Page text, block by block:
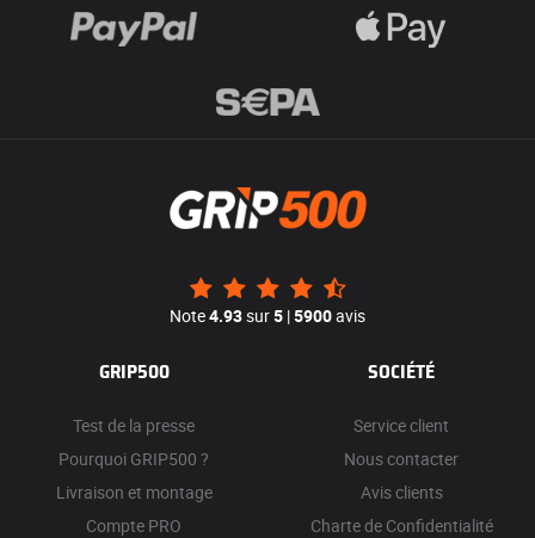
Note4.93sur5 |5900avis
GRIP500
Test de la presse
Pourquoi GRIP500 ?
Livraison et montage
Compte PRO
SOCIÉTÉ
Service client
Nous contacter
Avis clients
Charte de Confidentialité